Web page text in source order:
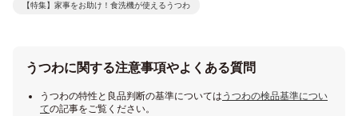
【特集】家事をお助け！食洗機が使えるうつわ
うつわに関する注意事項やよくある質問
うつわの特性と良品判断の基準については うつわの検品基準につい
ての記事をご覧ください。